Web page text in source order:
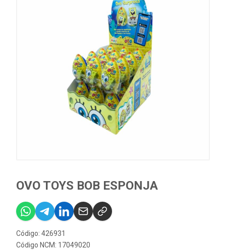
OVO TOYS BOB ESPONJA
Código: 426931
Código NCM: 17049020